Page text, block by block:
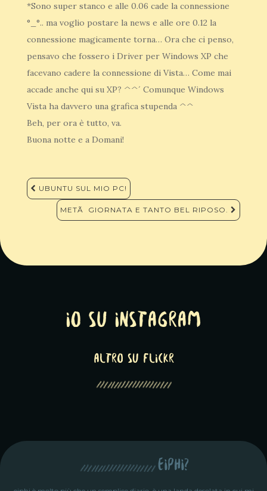
*Sono super stanco e alle 0.06 cade la connessione
°_°.. ma voglio postare la news e alle ore 0.12 la
connessione magicamente torna… Ora che ci penso,
pensavo che fossero i Driver per Windows XP che
facevano cadere la connessione di Vista… Come mai
accade anche qui su XP? ^^´ Comunque Windows
Vista ha davvero una grafica stupenda ^^
Beh, per ora è tutto, va.
Buona notte e a Domani!
Navigazione
articoli
UBUNTU SUL MIO PC!
METÃ GIORNATA E TANTO BEL RIPOSO.
Io su Instagram
altro su Flickr
eiphi?